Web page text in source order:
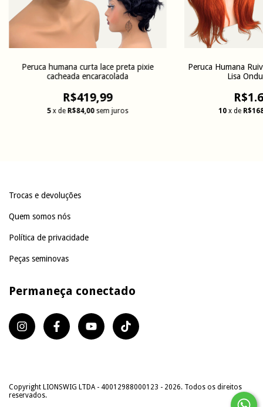
Peruca humana curta lace preta pixie
cacheada encaracolada
R$419,99
5 x de R$84,00 sem juros
Peruca Humana
Lisa
10 x de
Trocas e devoluções
Quem somos nós
Política de privacidade
Peças seminovas
Permaneça conectado
Copyright LIONSWIG LTDA - 40012988000123 - 2026. Todos os direitos
reservados.